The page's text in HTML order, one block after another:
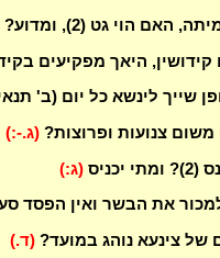
הוי גט (2), ומדוע?
היאך מפקיעים
שייך לינשא כל יום (ב'
משום צנועות ופרוצות?(ג.-:)
(ג:)
את הבשר ואין הפסד
של צינעא נוהג במועד?(ד.)